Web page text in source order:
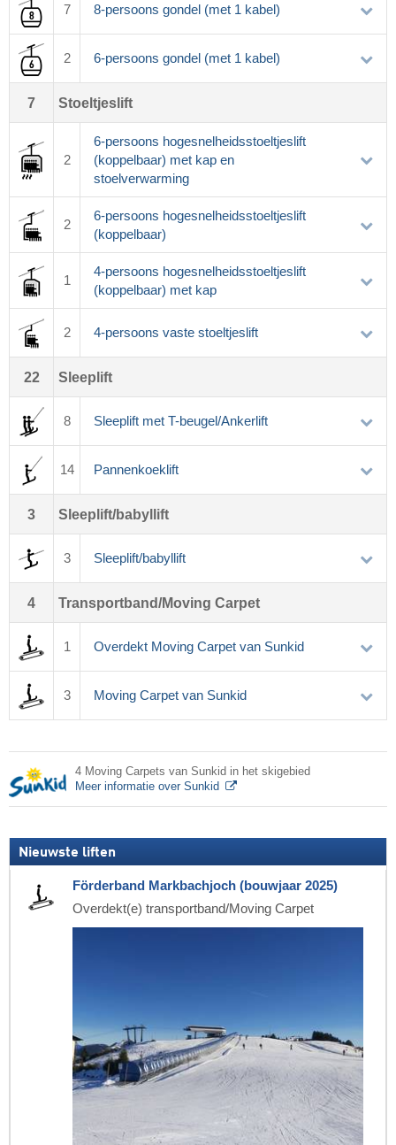
7 8-persoons gondel (met 1 kabel)
2 6-persoons gondel (met 1 kabel)
7 Stoeltjeslift
2
6-persoons hogesnelheidsstoeltjeslift
(koppelbaar) met kap en
stoelverwarming
2
6-persoons hogesnelheidsstoeltjeslift
(koppelbaar)
1
4-persoons hogesnelheidsstoeltjeslift
(koppelbaar) met kap
2 4-persoons vaste stoeltjeslift
22 Sleeplift
8 Sleeplift met T-beugel/Ankerlift
14 Pannenkoeklift
3 Sleeplift/babyllift
3 Sleeplift/babyllift
4 Transportband/Moving Carpet
1 Overdekt Moving Carpet van Sunkid
3 Moving Carpet van Sunkid
4 Moving Carpets van Sunkid in het skigebied
Meer informatie over Sunkid
Nieuwste liften
Förderband Markbachjoch (bouwjaar 2025)
Overdekt(e) transportband/Moving Carpet